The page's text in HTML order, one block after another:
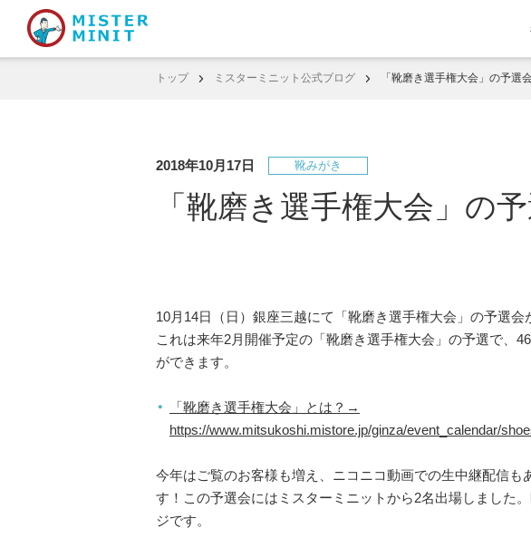
トップ ミスターミニット公式ブログ 「靴磨き選手権大会」の予選
2018年10月17日 靴みがき
「靴磨き選手権大会」の
10月14日（日）銀座三越にて「靴磨き選手権大会」の予選会
これは来年2月開催予定の「靴磨き選手権大会」の予選で、
ができます。
「靴磨き選手権大会」とは？→
https://www.mitsukoshi.mistore.jp/ginza/event_calendar/
今年はご覧のお客様も増え、ニコニコ動画での生中継配信
す！この予選会にはミスターミニットから2名出場しました
ジです。